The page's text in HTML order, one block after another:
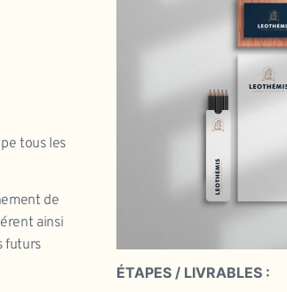
tous les
de
ainsi
futurs
ÉTAPES / LIVRABLES :